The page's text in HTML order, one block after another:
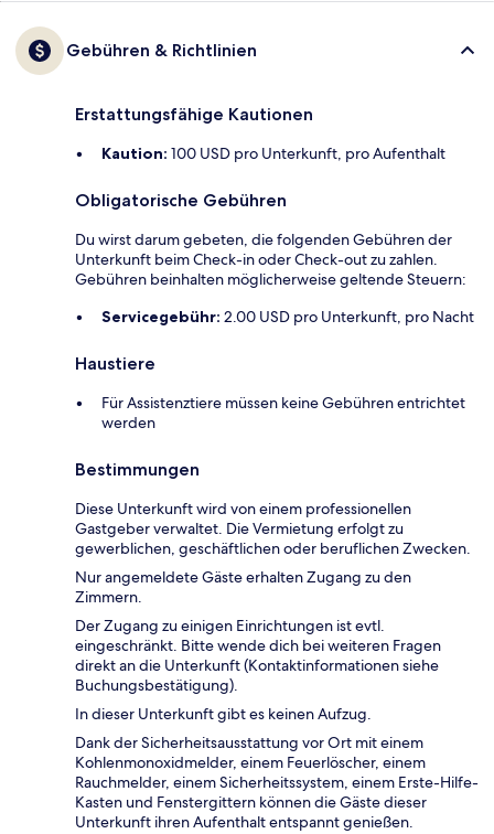
Gebühren & Richtlinien
Erstattungsfähige Kautionen
Kaution: 100 USD pro Unterkunft, pro Aufenthalt
Obligatorische Gebühren
Du wirst darum gebeten, die folgenden Gebühren der
Unterkunft beim Check-in oder Check-out zu zahlen.
Gebühren beinhalten möglicherweise geltende Steuern:
Servicegebühr: 2.00 USD pro Unterkunft, pro Nacht
Haustiere
Für Assistenztiere müssen keine Gebühren entrichtet
werden
Bestimmungen
Diese Unterkunft wird von einem professionellen
Gastgeber verwaltet. Die Vermietung erfolgt zu
gewerblichen, geschäftlichen oder beruflichen Zwecken.
Nur angemeldete Gäste erhalten Zugang zu den
Zimmern.
Der Zugang zu einigen Einrichtungen ist evtl.
eingeschränkt. Bitte wende dich bei weiteren Fragen
direkt an die Unterkunft (Kontaktinformationen siehe
Buchungsbestätigung).
In dieser Unterkunft gibt es keinen Aufzug.
Dank der Sicherheitsausstattung vor Ort mit einem
Kohlenmonoxidmelder, einem Feuerlöscher, einem
Rauchmelder, einem Sicherheitssystem, einem Erste-Hilfe-
Kasten und Fenstergittern können die Gäste dieser
Unterkunft ihren Aufenthalt entspannt genießen.